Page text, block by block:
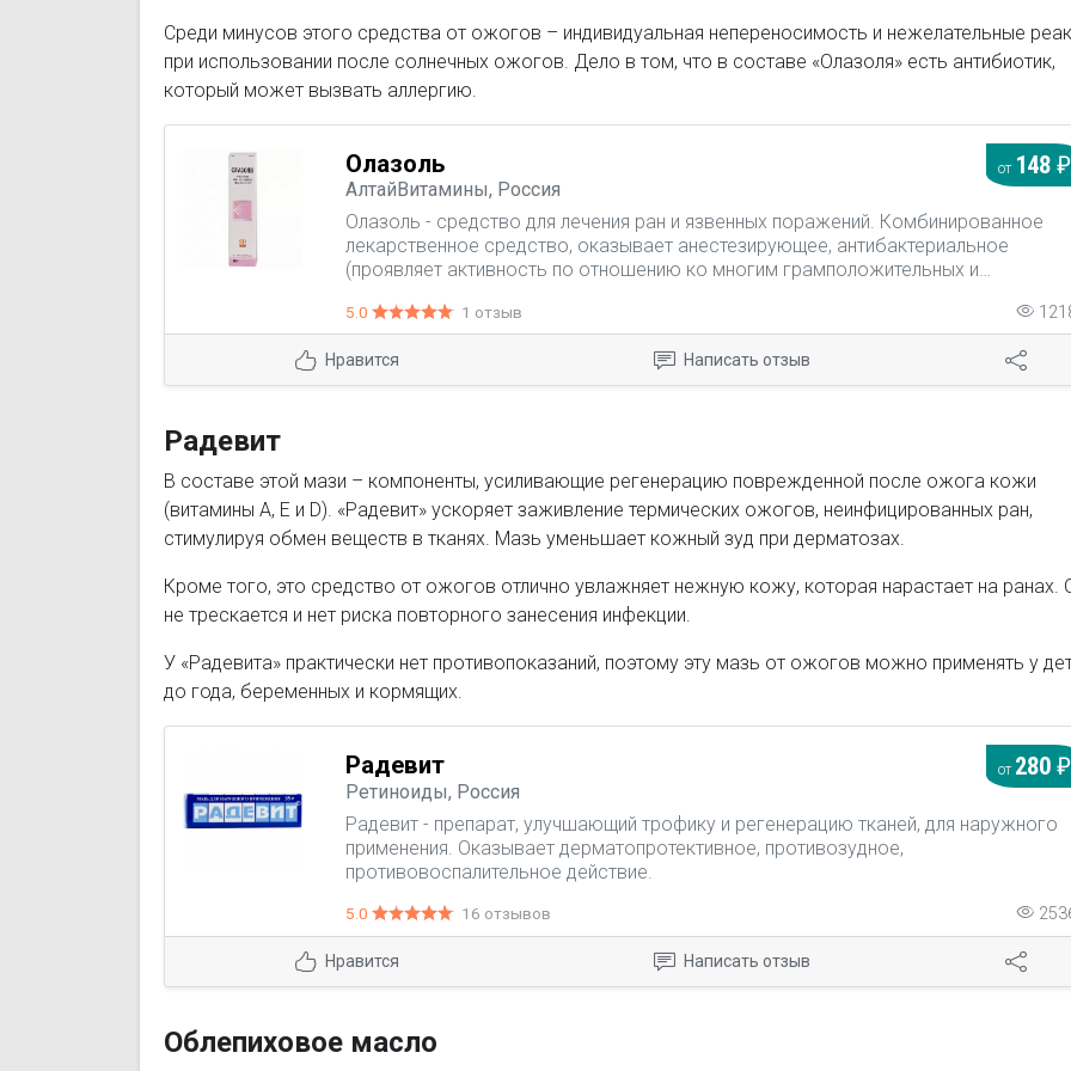
Среди минусов этого средства от ожогов – индивидуальная непереносимость и нежелательные
при использовании после солнечных ожогов. Дело в том, что в составе «Олазоля» есть антибиотик,
который может вызвать аллергию.
Олазоль
АлтайВитамины, Россия
Олазоль - средство для лечения ран и язвенных поражений. Комбинированное
лекарственное средство, оказывает анестезирующее, антибактериальное
(проявляет активность по отношению ко многим грамположительных и
бруцелл, риккетсий, хламидий, спирохет) и противовоспалительное действие,
уменьшает экссудацию, способствует регенерации тканей и ускоряет процесс
эпителизации ран. Применяется при ожогах.
от 148
5.0 1 отзыв
Нравится Написать отзыв
Радевит
В составе этой мази – компоненты, усиливающие регенерацию поврежденной после ожога кожи
(витамины А, Е и D). «Радевит» ускоряет заживление термических ожогов, неинфицированных ран,
стимулируя обмен веществ в тканях. Мазь уменьшает кожный зуд при дерматозах.
Кроме того, это средство от ожогов отлично увлажняет нежную кожу, которая нарастает на ранах.
не трескается и нет риска повторного занесения инфекции.
У «Радевита» практически нет противопоказаний, поэтому эту мазь от ожогов можно применять у
до года, беременных и кормящих.
Радевит
Ретиноиды, Россия
Радевит - препарат, улучшающий трофику и регенерацию тканей, для наружного
применения. Оказывает дерматопротективное, противозудное,
противовоспалительное действие.
от 280
5.0 16 отзывов
Нравится Написать отзыв
Облепиховое масло